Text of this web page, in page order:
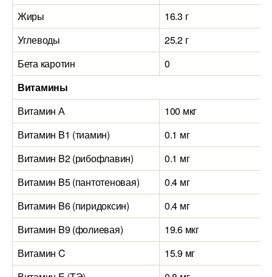
Жиры
16.3 г
Углеводы
25.2 г
Бета каротин
0
Витамины
Витамин А
100 мкг
Витамин B1 (тиамин)
0.1 мг
Витамин B2 (рибофлавин)
0.1 мг
Витамин B5 (пантотеновая)
0.4 мг
Витамин B6 (пиридоксин)
0.4 мг
Витамин B9 (фолиевая)
19.6 мкг
Витамин C
15.9 мг